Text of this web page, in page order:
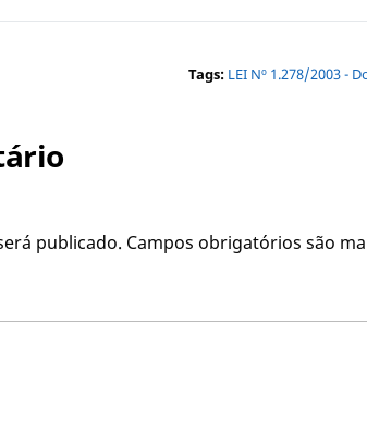
Tags: LEI Nº 1.278/2003 -
publicado. Campos obrigatórios são